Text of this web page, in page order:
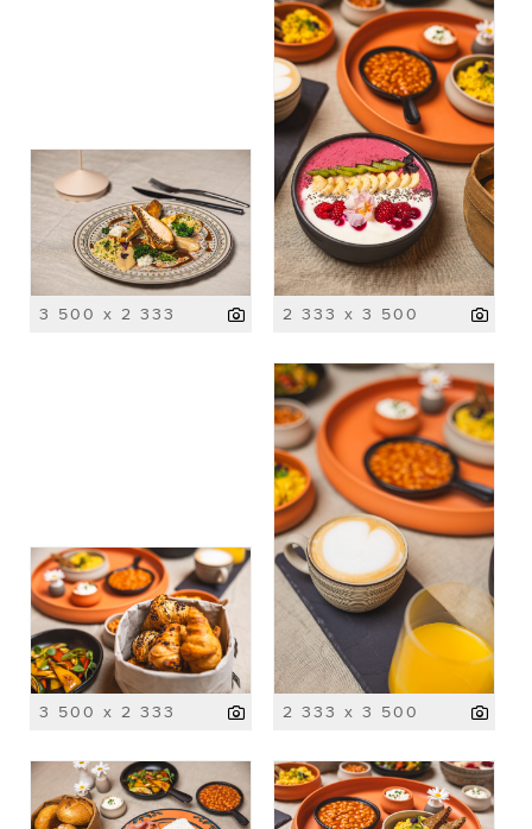
3 500 x 2 333 2 333 x 3 500
3 500 x 2 333 2 333 x 3 500